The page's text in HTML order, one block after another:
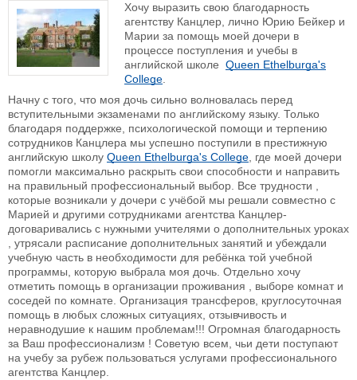
Хочу выразить свою благодарность
агентству Канцлер, лично Юрию Бейкер и
Марии за помощь моей дочери в
процессе поступления и учебы в
английской школе Queen Ethelburga's
College
Начну с того, что моя дочь сильно волновалась перед
вступительными экзаменами по английскому языку. Только
благодаря поддержке, психологической помощи и терпению
сотрудников Канцлера мы успешно поступили в престижную
английскую школу Queen Ethelburga's College , где моей дочери
помогли максимально раскрыть свои способности и направить
на правильный профессиональный выбор. Все трудности ,
которые возникали у дочери с учёбой мы решали совместно с
Марией и другими сотрудниками агентства Канцлер-
договаривались с нужными учителями о дополнительных уроках
, утрясали расписание дополнительных занятий и убеждали
учебную часть в необходимости для ребёнка той учебной
программы, которую выбрала моя дочь. Отдельно хочу
отметить помощь в организации проживания , выборе комнат и
соседей по комнате. Организация трансферов, круглосуточная
помощь в любых сложных ситуациях, отзывчивость и
неравнодушие к нашим проблемам!!! Огромная благодарность
за Ваш профессионализм ! Советую всем, чьи дети поступают
на учебу за рубеж пользоваться услугами профессионального
агентства Канцлер.